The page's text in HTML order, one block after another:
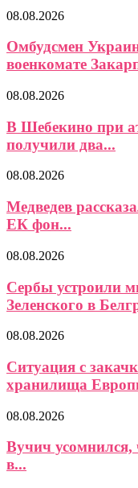
08.08.2026
Омбудсмен
военкомате
08.08.2026
В Шебекино при
получили два...
08.08.2026
Медведев
ЕК фон...
08.08.2026
Сербы устроили
Зеленского в
08.08.2026
Ситуация с
хранилища
08.08.2026
Вучич усомнился,
в...